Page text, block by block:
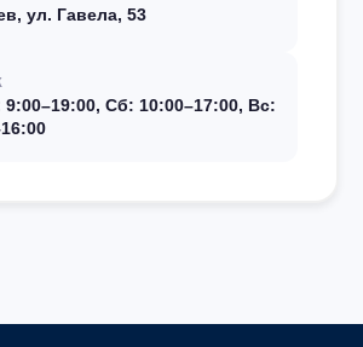
ул. Гавела, 53
9:00–19:00, Сб: 10:00–17:00, Вс: